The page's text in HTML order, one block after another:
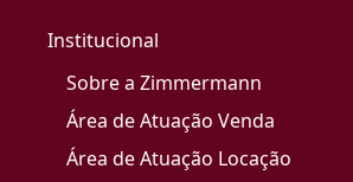
Institucional
Sobre a Zimmermann
Área de Atuação Venda
Área de Atuação Locação